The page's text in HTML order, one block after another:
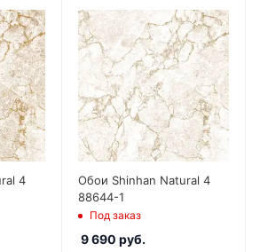
4
Обои Shinhan Natural 4
88644-1
Под заказ
9 690 руб.